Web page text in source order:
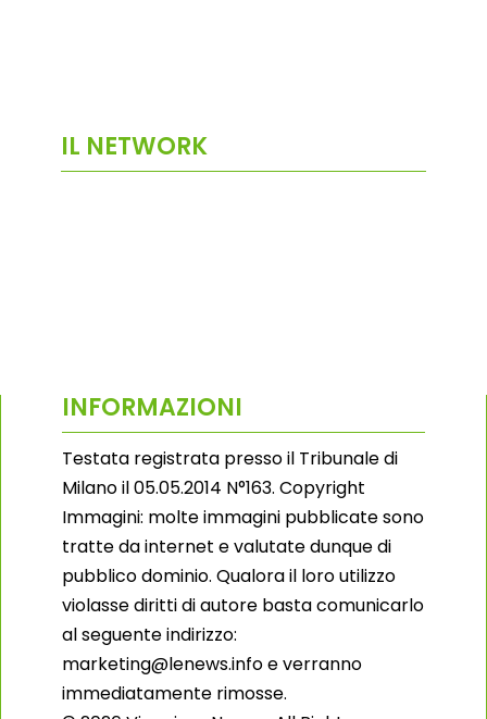
IL NETWORK
INFORMAZIONI
Testata registrata presso il Tribunale di
Milano il 05.05.2014 N°163. Copyright
Immagini: molte immagini pubblicate sono
tratte da internet e valutate dunque di
pubblico dominio. Qualora il loro utilizzo
violasse diritti di autore basta comunicarlo
al seguente indirizzo:
marketing@lenews.info e verranno
immediatamente rimosse.